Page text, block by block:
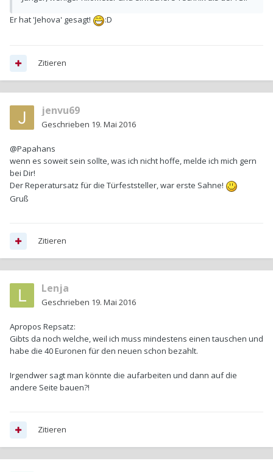
Er hat 'Jehova' gesagt!
:D
Zitieren
jenvu69
Geschrieben 19. Mai 2016
@Papahans
wenn es soweit sein sollte, was ich nicht hoffe, melde ich mich gern
bei Dir!
Der Reperatursatz für die Türfeststeller, war erste Sahne!
Gruß
Zitieren
Lenja
Geschrieben 19. Mai 2016
Apropos Repsatz:
Gibts da noch welche, weil ich muss mindestens einen tauschen und
habe die 40 Euronen für den neuen schon bezahlt.
Irgendwer sagt man könnte die aufarbeiten und dann auf die
andere Seite bauen?!
Zitieren